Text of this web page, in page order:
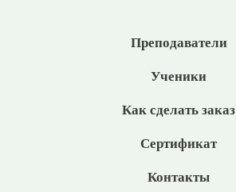
Преподаватели
Ученики
Как сделать заказ
Сертификат
Контакты